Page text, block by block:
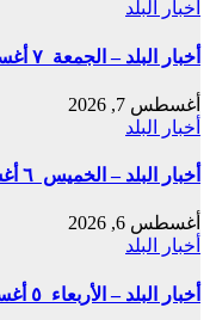
أخبار البلد
أخبار البلد – الجمعة ٧ أغسطس ٢٠٢٦م
أغسطس 7, 2026
أخبار البلد
أخبار البلد – الخميس ٦ أغسطس ٢٠٢٦م
أغسطس 6, 2026
أخبار البلد
أخبار البلد – الأربعاء ٥ أغسطس ٢٠٢٦م